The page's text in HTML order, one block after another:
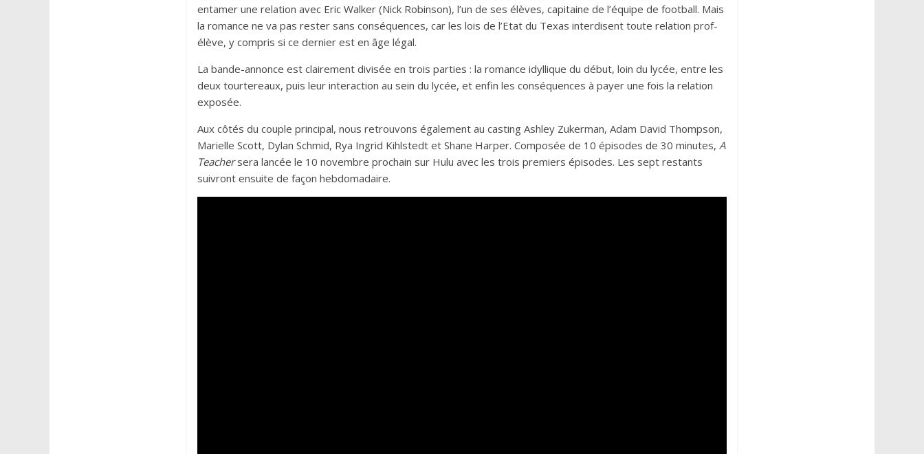
entamer une relation avec Eric Walker (Nick Robinson), l’un de ses élèves, capitaine de l’équipe de football. Mais
la romance ne va pas rester sans conséquences, car les lois de l’Etat du Texas interdisent toute relation prof-
élève, y compris si ce dernier est en âge légal.
La bande-annonce est clairement divisée en trois parties : la romance idyllique du début, loin du lycée, entre les
deux tourtereaux, puis leur interaction au sein du lycée, et enfin les conséquences à payer une fois la relation
exposée.
Aux côtés du couple principal, nous retrouvons également au casting Ashley Zukerman, Adam David Thompson,
Marielle Scott, Dylan Schmid, Rya Ingrid Kihlstedt et Shane Harper. Composée de 10 épisodes de 30 minutes, A
Teachersera lancée le 10 novembre prochain sur Hulu avec les trois premiers épisodes. Les sept restants
suivront ensuite de façon hebdomadaire.